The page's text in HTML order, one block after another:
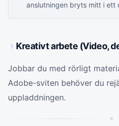
anslutningen bryts mitt i ett
Kreativt arbete (Video,
Jobbar du med rörligt
Adobe-sviten behöver du
uppladdningen.